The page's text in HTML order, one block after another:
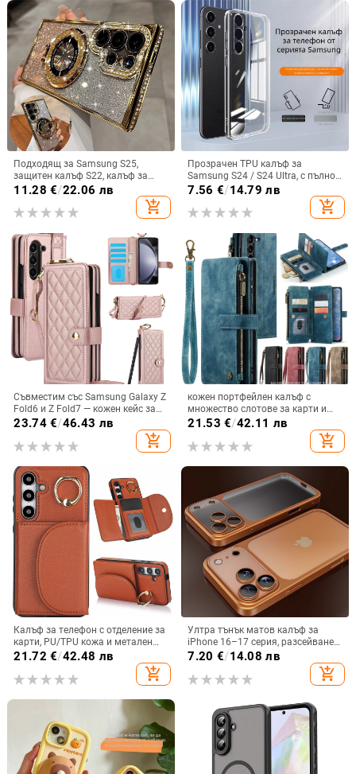
Подходящ за Samsung S25,
защитен калъф S22, калъф за
мобилен телефон Edge Drill, S24,
прозрачен магнитен държач със
стрази A56, брокат против
11.28 €/22.06 лв
add_shopping_cart
Прозрачен TPU калъф за
Samsung S24 / S24 Ultra, с пълно
покритие и защита на камерата
7.56 €/14.79 лв
add_shopping_cart
Съвместим със Samsung Galaxy Z
Fold6 и Z Fold7 — кожен кейс за
телефон с слот за стилус,
сгъваем дизайн, елегантен стил, с
каишка за китката, за дами
23.74€/46.43 лв
add_shopping_cart
кожен портфейлен калъф с
множество слотове за карти и
цип за iPhone 11–17 Pro Max, XR,
21.53 €/42.11 лв
add_shopping_cart
Калъф за телефон с отделение за
карти, PU/TPU кожа и метален
пръстен; ръчна изработка,
против изпускане, за Samsung
21.72 €/42.48 лв
add_shopping_cart
Ултра тънък матов калъф за
iPhone 16–17 серия, разсейване
на топлината, пълно покритие,
удароустойчив и устойчив на
отпечатъци
7.20 €/14.08 лв
add_shopping_cart